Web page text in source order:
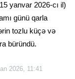
yanvar 2026-cı il)
günü qarla
tozlu küçə və
büründü.
2026, 11:41